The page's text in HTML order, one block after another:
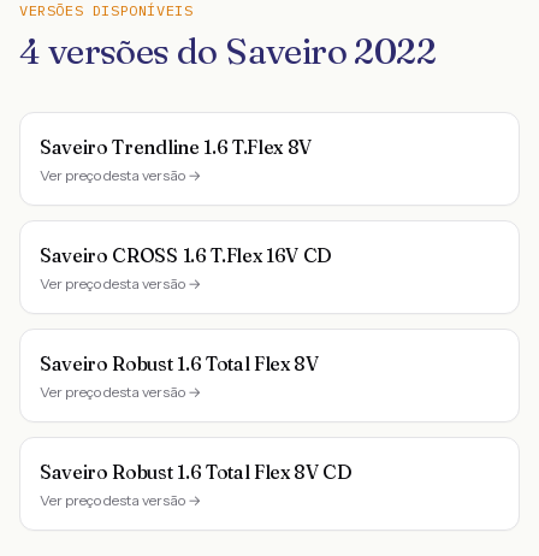
VERSÕES DISPONÍVEIS
4versões do Saveiro2022
Saveiro Trendline 1.6 T.Flex 8V
Ver preço desta versão →
Saveiro CROSS 1.6 T.Flex 16V CD
Ver preço desta versão →
Saveiro Robust 1.6 Total Flex 8V
Ver preço desta versão →
Saveiro Robust 1.6 Total Flex 8V CD
Ver preço desta versão →